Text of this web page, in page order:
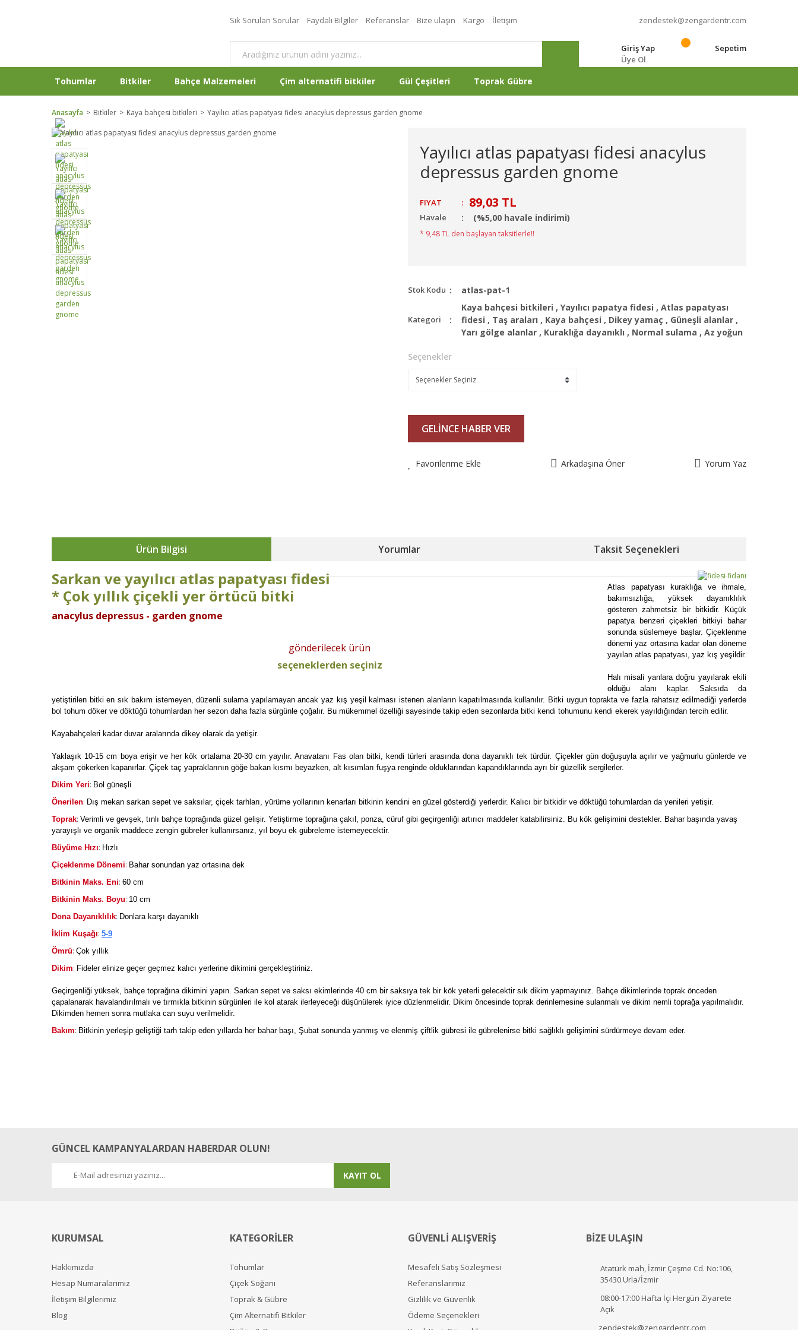
Sık Sorulan Sorular Faydalı Bilgiler Referanslar Bize ulaşın Kargo İletişim zendestek@zengardentr.com
Giriş Yap
Üye Ol
Sepetim
Tohumlar Bitkiler Bahçe Malzemeleri Çim alternatifi bitkiler Gül Çeşitleri Toprak Gübre
Anasayfa Bitkiler Kaya bahçesi bitkileri Yayılıcı atlas papatyası fidesi anacylus depressus garden gnome
Yayılıcı atlas papatyası fidesi anacylus
depressus garden gnome
FIYAT : 89,03 TL
Havale (%5,00 havale indirimi)
* 9,48 TL den başlayan taksitlerle!!
Stok Kodu atlas-pat-1
Kategori
Kaya bahçesi bitkileri , Yayılıcı papatya fidesi , Atlas papatyası
fidesi , Taş araları , Kaya bahçesi , Dikey yamaç , Güneşli alanlar ,
Yarı gölge alanlar , Kuraklığa dayanıklı , Normal sulama , Az yoğun
Seçenekler
GELİNCE HABER VER
Favorilerime Ekle Arkadaşına Öner Yorum Yaz
Ürün Bilgisi Yorumlar Taksit Seçenekleri
Sarkan ve yayılıcı atlas papatyası fidesi
* Çok yıllık çiçekli yer örtücü bitki
anacylus depressus - garden gnome
gönderilecek ürün
seçeneklerden seçiniz
Atlas papatyası kuraklığa ve ihmale,
bakımsızlığa, yüksek dayanıklılık
gösteren zahmetsiz bir bitkidir. Küçük
papatya benzeri çiçekleri bitkiyi bahar
sonunda süslemeye başlar. Çiçeklenme
dönemi yaz ortasına kadar olan döneme
yayılan atlas papatyası, yaz kış yeşildir.
Halı misali yanlara doğru yayılarak ekili
olduğu alanı kaplar. Saksıda da
yetiştirilen bitki en sık bakım istemeyen, düzenli sulama yapılamayan ancak yaz kış yeşil kalması istenen alanların kapatılmasında kullanılır. Bitki uygun toprakta ve fazla rahatsız edilmediği yerlerde
bol tohum döker ve döktüğü tohumlardan her sezon daha fazla sürgünle çoğalır. Bu mükemmel özelliği sayesinde takip eden sezonlarda bitki kendi tohumunu kendi ekerek yayıldığından tercih edilir.
Kayabahçeleri kadar duvar aralarında dikey olarak da yetişir.
Yaklaşık 10-15 cm boya erişir ve her kök ortalama 20-30 cm yayılır. Anavatanı Fas olan bitki, kendi türleri arasında dona dayanıklı tek türdür. Çiçekler gün doğuşuyla açılır ve yağmurlu günlerde ve
akşam çökerken kapanırlar. Çiçek taç yapraklarının göğe bakan kısmı beyazken, alt kısımları fuşya renginde olduklarından kapandıklarında ayrı bir güzellik sergilerler.
Dikim Yeri: Bol güneşli
Önerilen: Dış mekan sarkan sepet ve saksılar, çiçek tarhları, yürüme yollarının kenarları bitkinin kendini en güzel gösterdiği yerlerdir. Kalıcı bir bitkidir ve döktüğü tohumlardan da yenileri yetişir.
Toprak: Verimli ve gevşek, tınlı bahçe toprağında güzel gelişir. Yetiştirme toprağına çakıl, ponza, cüruf gibi geçirgenliği artırıcı maddeler katabilirsiniz. Bu kök gelişimini destekler. Bahar başında yavaş
yarayışlı ve organik maddece zengin gübreler kullanırsanız, yıl boyu ek gübreleme istemeyecektir.
Büyüme Hızı: Hızlı
Çiçeklenme Dönemi: Bahar sonundan yaz ortasına dek
Bitkinin Maks. Eni: 60 cm
Bitkinin Maks. Boyu: 10 cm
Dona Dayanıklılık: Donlara karşı dayanıklı
İklim Kuşağı: 5-9
Ömrü: Çok yıllık
Dikim: Fideler elinize geçer geçmez kalıcı yerlerine dikimini gerçekleştiriniz.
Geçirgenliği yüksek, bahçe toprağına dikimini yapın. Sarkan sepet ve saksı ekimlerinde 40 cm bir saksıya tek bir kök yeterli gelecektir sık dikim yapmayınız. Bahçe dikimlerinde toprak önceden
çapalanarak havalandırılmalı ve tırmıkla bitkinin sürgünleri ile kol atarak ilerleyeceği düşünülerek iyice düzlenmelidir. Dikim öncesinde toprak derinlemesine sulanmalı ve dikim nemli toprağa yapılmalıdır.
Dikimden hemen sonra mutlaka can suyu verilmelidir.
Bakım: Bitkinin yerleşip geliştiği tarh takip eden yıllarda her bahar başı, Şubat sonunda yanmış ve elenmiş çiftlik gübresi ile gübrelenirse bitki sağlıklı gelişimini sürdürmeye devam eder.
GÜNCEL KAMPANYALARDAN HABERDAR OLUN!
KAYIT OL
KURUMSAL
Hakkımızda
Hesap Numaralarımız
İletişim Bilgilerimiz
Blog
KATEGORİLER
Tohumlar
Çiçek Soğanı
Toprak & Gübre
Çim Alternatifi Bitkiler
GÜVENLİ ALIŞVERİŞ
Mesafeli Satış Sözleşmesi
Referanslarımız
Gizlilik ve Güvenlik
Ödeme Seçenekleri
BİZE ULAŞIN
Atatürk mah, İzmir Çeşme Cd. No:106,
35430 Urla/İzmir
08:00-17:00 Hafta İçi Hergün Ziyarete
Açık
zendestek@zengardentr.com